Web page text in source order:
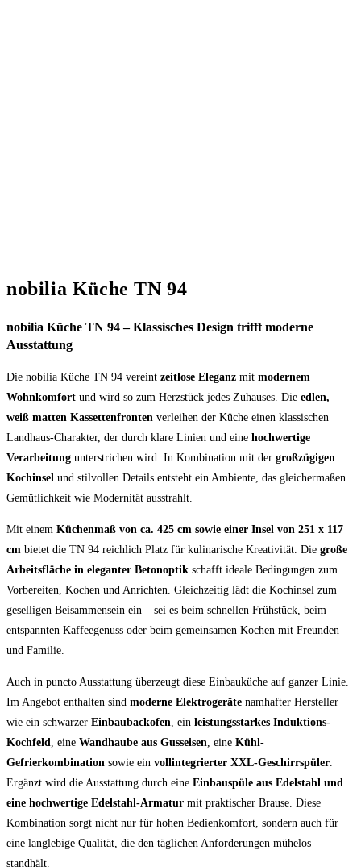
nobilia Küche TN 94
nobilia Küche TN 94 – Klassisches Design trifft moderne
Ausstattung
Die nobilia Küche TN 94 vereint zeitlose Eleganz mit modernem
Wohnkomfort und wird so zum Herzstück jedes Zuhauses. Die edlen,
weiß matten Kassettenfronten verleihen der Küche einen klassischen
Landhaus-Charakter, der durch klare Linien und eine hochwertige
Verarbeitung unterstrichen wird. In Kombination mit der großzügigen
Kochinsel und stilvollen Details entsteht ein Ambiente, das gleichermaßen
Gemütlichkeit wie Modernität ausstrahlt.
Mit einem Küchenmaß von ca. 425 cm sowie einer Insel von 251 x 117
cm bietet die TN 94 reichlich Platz für kulinarische Kreativität. Die große
Arbeitsfläche in eleganter Betonoptik schafft ideale Bedingungen zum
Vorbereiten, Kochen und Anrichten. Gleichzeitig lädt die Kochinsel zum
geselligen Beisammensein ein – sei es beim schnellen Frühstück, beim
entspannten Kaffeegenuss oder beim gemeinsamen Kochen mit Freunden
und Familie.
Auch in puncto Ausstattung überzeugt diese Einbauküche auf ganzer Linie.
Im Angebot enthalten sind moderne Elektrogeräte namhafter Hersteller
wie ein schwarzer Einbaubackofen, ein leistungsstarkes Induktions-
Kochfeld, eine Wandhaube aus Gusseisen, eine Kühl-
Gefrierkombination sowie ein vollintegrierter XXL-Geschirrspüler.
Ergänzt wird die Ausstattung durch eine Einbauspüle aus Edelstahl und
eine hochwertige Edelstahl-Armatur mit praktischer Brause. Diese
Kombination sorgt nicht nur für hohen Bedienkomfort, sondern auch für
eine langlebige Qualität, die den täglichen Anforderungen mühelos
standhält.